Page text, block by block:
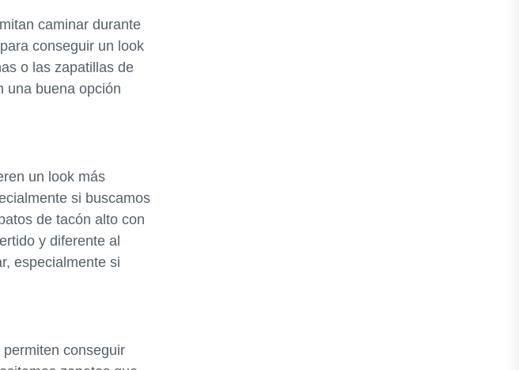
caminar durante
conseguir un look
o las zapatillas de
una buena opción
un look más
si buscamos
de tacón alto con
y diferente al
especialmente si
conseguir